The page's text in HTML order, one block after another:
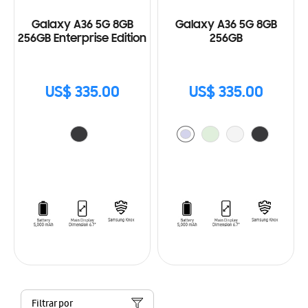
Galaxy A36 5G 8GB
256GB Enterprise Edition
US$ 335.00
Galaxy A36 5G 8GB
256GB
US$ 335.00
Filtrar por